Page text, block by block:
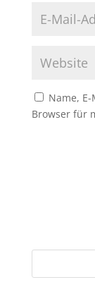
Name,
Browser für